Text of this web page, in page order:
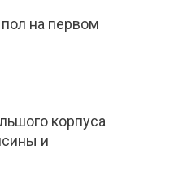
на первом
корпуса
и